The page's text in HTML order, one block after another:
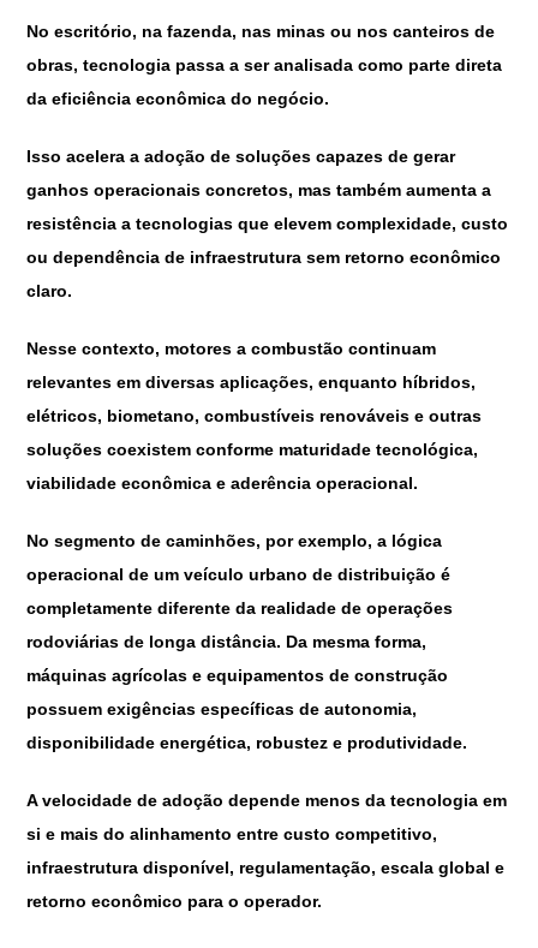
No escritório, na fazenda, nas minas ou nos canteiros de
obras, tecnologia passa a ser analisada como parte direta
da eficiência econômica do negócio.
Isso acelera a adoção de soluções capazes de gerar
ganhos operacionais concretos, mas também aumenta a
resistência a tecnologias que elevem complexidade, custo
ou dependência de infraestrutura sem retorno econômico
claro.
Nesse contexto, motores a combustão continuam
relevantes em diversas aplicações, enquanto híbridos,
elétricos, biometano, combustíveis renováveis e outras
soluções coexistem conforme maturidade tecnológica,
viabilidade econômica e aderência operacional.
No segmento de caminhões, por exemplo, a lógica
operacional de um veículo urbano de distribuição é
completamente diferente da realidade de operações
rodoviárias de longa distância. Da mesma forma,
máquinas agrícolas e equipamentos de construção
possuem exigências específicas de autonomia,
disponibilidade energética, robustez e produtividade.
A velocidade de adoção depende menos da tecnologia em
si e mais do alinhamento entre custo competitivo,
infraestrutura disponível, regulamentação, escala global e
retorno econômico para o operador.